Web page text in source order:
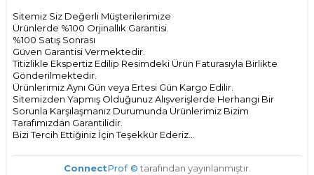
Sitemiz Siz Değerli Müşterilerimize
Ürünlerde %100 Orjinallık Garantisi.
%100 Satış Sonrası
Güven Garantisi Vermektedir.
Titizlikle Ekspertiz Edilip Resimdeki Ürün Faturasıyla Birlikte
Gönderilmektedir.
Ürünlerimiz Aynı Gün veya Ertesi Gün Kargo Edilir.
Sitemizden Yapmış Olduğunuz Alışverişlerde Herhangi Bir
Sorunla Karşılaşmanız Durumunda Ürünlerimiz Bizim
Tarafımızdan Garantilidir.
Bizi Tercih Ettiğiniz İçin Teşekkür Ederiz...
ConnectProf © tarafından yayınlanmıştır.